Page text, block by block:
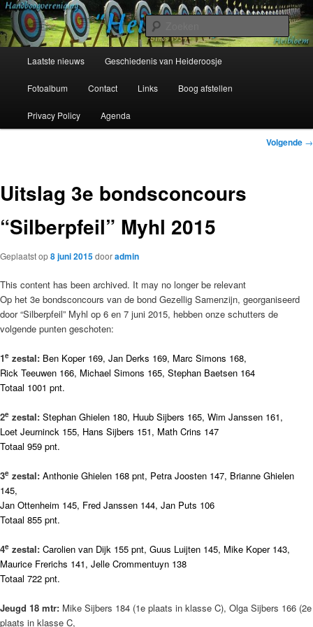
Spring
naar
de
primaireHandboogvereniging Heideroosje
Heibloem
Sinds 1954
Laatste nieuws Geschiedenis van Heideroosje
Fotoalbum Contact Links Boog afstellen
Privacy Policy Agenda
Bericht
Volgende →
Uitslag 3e bondsconcours
“Silberpfeil” Myhl 2015
Geplaatst op8 juni 2015dooradmin
This content has been archived. It may no longer be relevant
Op het 3e bondsconcours van de bond Gezellig Samenzijn, georganiseerd
door “Silberpfeil” Myhl op 6 en 7 juni 2015, hebben onze schutters de
volgende punten geschoten:
1e zestal: Ben Koper 169, Jan Derks 169, Marc Simons 168,
Rick Teeuwen 166, Michael Simons 165, Stephan Baetsen 164
Totaal 1001 pnt.
2e zestal: Stephan Ghielen 180, Huub Sijbers 165, Wim Janssen 161,
Loet Jeurninck 155, Hans Sijbers 151, Math Crins 147
Totaal 959 pnt.
3e zestal: Anthonie Ghielen 168 pnt, Petra Joosten 147, Brianne Ghielen
145,
Jan Ottenheim 145, Fred Janssen 144, Jan Puts 106
Totaal 855 pnt.
4e zestal: Carolien van Dijk 155 pnt, Guus Luijten 145, Mike Koper 143,
Maurice Frerichs 141, Jelle Crommentuyn 138
Totaal 722 pnt.
Jeugd 18 mtr: Mike Sijbers 184 (1e plaats in klasse C), Olga Sijbers 166 (2e
plaats in klasse C,